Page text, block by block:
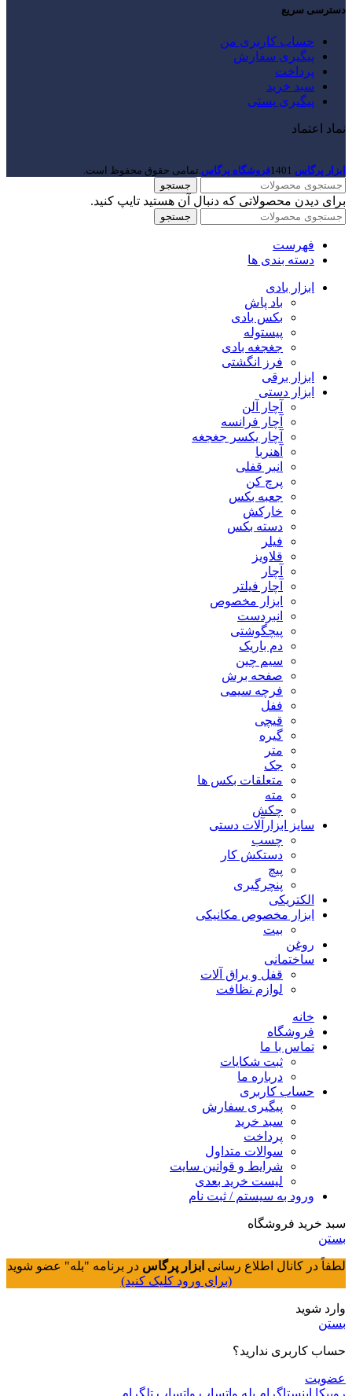
دسترسی سریع
حساب کاربری من
پیگیری سفارش
پرداخت
سبد خرید
پیگیری پستی
نماد اعتماد
ابزار پرگاس 1401فروشگاه پرگاس.تمامی حقوق محفوظ است.
جستجو
برای دیدن محصولاتی که دنبال آن هستید تایپ کنید.
جستجو
فهرست
دسته بندی ها
ابزار بادی
باد پاش
بکس بادی
پیستوله
جغجغه بادی
فرز انگشتی
ابزار برقی
ابزار دستی
آچار آلن
آچار فرانسه
آچار یکسر جغجغه
آهنربا
انبر قفلی
پرچ کن
جعبه بکس
خارکش
دسته بکس
فیلر
قلاویز
آچار
آچار فیلتر
ابزار مخصوص
انبردست
پیچگوشتی
دم باریک
سیم چین
صفحه برش
فرچه سیمی
ففل
قیچی
گیره
متر
جک
متعلقات بکس ها
مته
چکش
سایز ابزارآلات دستی
چسب
دستکش کار
پیچ
پنچرگیری
الکتریکی
ابزار مخصوص مکانیکی
بیت
روغن
ساختمانی
قفل و یراق آلات
لوازم نظافت
خانه
فروشگاه
تماس با ما
ثبت شکایات
درباره ما
حساب کاربری
پیگیری سفارش
سبد خرید
پرداخت
سوالات متداول
شرایط و قوانین سایت
لیست خرید بعدی
ورود به سیستم / ثبت نام
سبد خرید فروشگاه
بستن
لطفاً در کانال اطلاع رسانی ابزار پرگاس در برنامه "بله" عضو شوید
(برای ورود کلیک کنید)
وارد شوید
بستن
حساب کاربری ندارید؟
عضویت
روبیکا
اینستاگرام بله واتساپ واتساپ تلگرام